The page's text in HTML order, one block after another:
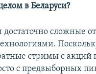
в Беларуси?
достаточно сложные
стримы с акций
с предвыборных